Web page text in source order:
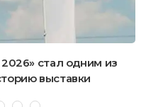
стал одним из
выставки